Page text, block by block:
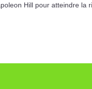
Hill pour atteindre la